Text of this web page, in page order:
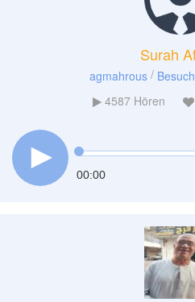
Surah
agmahrous /
4587Hören
00:00